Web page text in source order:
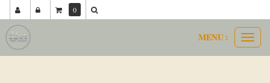
MENU :
concept arôme 80 20
0